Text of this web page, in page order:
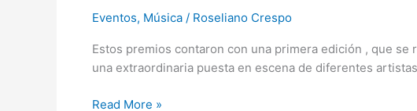
Eventos, Música / Roseliano Crespo
Estos premios contaron con una primera edición , que
una extraordinaria puesta en escena de diferentes
Read More »